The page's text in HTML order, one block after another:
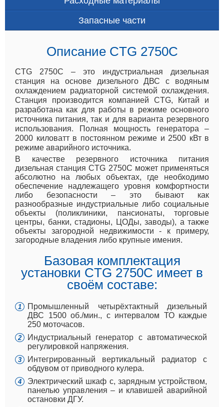
Запасные части
Описание CTG 2750C
CTG 2750C – это индустриальная дизельная
станция на основе дизельного ДВС с водяным
охлаждением радиаторной системой охлаждения.
Станция производится компанией CTG, Китай и
разработана как для работы в режиме основного
источника питания, так и для варианта резервного
использования. Полная мощность генератора –
2000 киловатт в постоянном режиме и 2500 кВт в
режиме аварийного источника.
В качестве резервного источника питания
дизельная станция CTG 2750C может применяться
абсолютно на любых объектах, где необходимо
обеспечение надлежащего уровня комфортности
либо безопасности – это бывают как
разнообразные индустриальные либо социальные
объекты (поликлиники, пансионаты, торговые
центры, банки, стадионы, ЦОДы, заводы), а также
объекты загородной недвижимости - к примеру,
загородные владения либо крупные имения.
Базовая комплектация
установки CTG 2750C имеет в
своём составе:
Промышленный четырёхтактный дизельный
ДВС 1500 об./мин., с интервалом ТО каждые
250 моточасов.
Индустриальный генератор с автоматической
регулировкой напряжения.
Интегрированный вертикальный радиатор с
обдувом от приводного кулера.
Электрический шкаф с, зарядным устройством,
панелью управления – и клавишей аварийной
остановки ДГУ.